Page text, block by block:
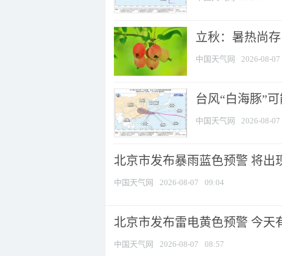
立秋：暑热尚
中国天气网 2026-08-07
台风“白海豚”
中国天气网 2026-08-07
北京市发布暴雨蓝色预警 将出
中国天气网 2026-08-07 09:04
北京市发布雷电黄色预警 今天
中国天气网 2026-08-07 08:57